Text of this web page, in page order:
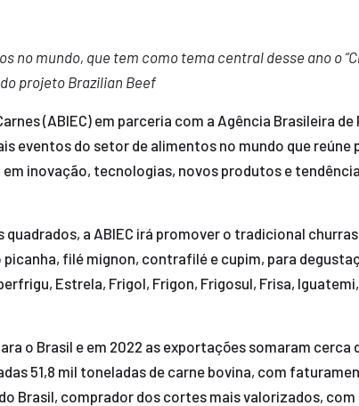
no mundo, que tem como tema central desse ano o
projeto Brazilian Beef
(ABIEC) em parceria com a Agência Brasileira
eventos do setor de alimentos no mundo que
inovação, tecnologias, novos produtos e
a ABIEC irá promover o tradicional
filé mignon, contrafilé e cupim, para
Estrela, Frigol, Frigon, Frigosul, Frisa,
o Brasil e em 2022 as exportações somaram cerca
51,8 mil toneladas de carne bovina, com
Brasil, comprador dos cortes mais valorizados,